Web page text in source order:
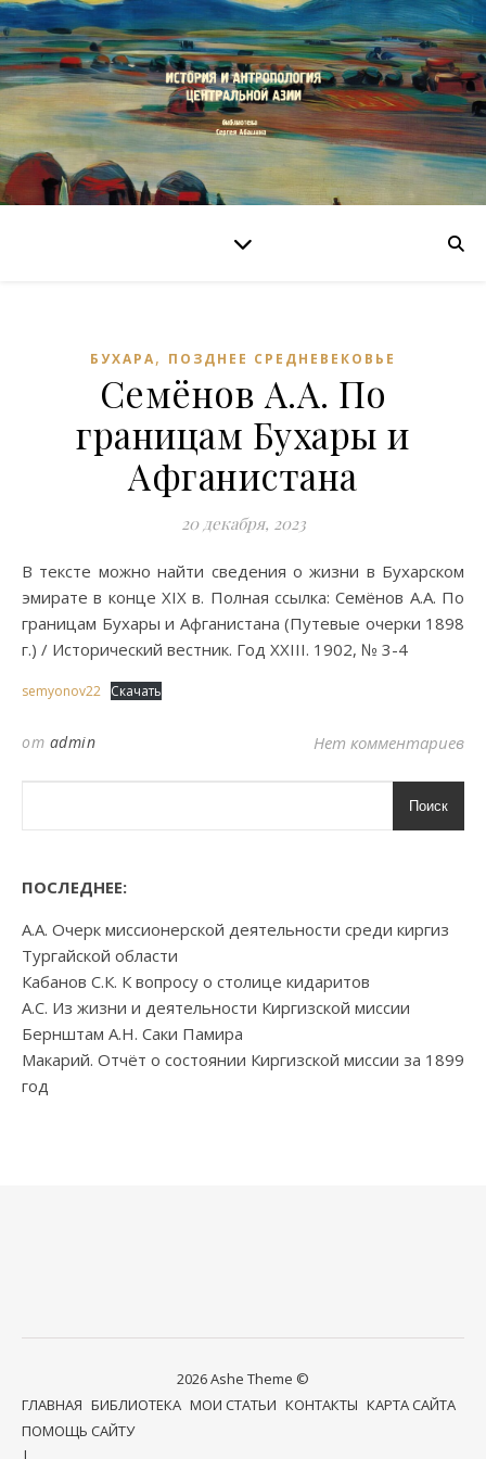
БУХАРА, ПОЗДНЕЕ СРЕДНЕВЕКОВЬЕ
Семёнов А.А. По
границам Бухары и
Афганистана
20 декабря, 2023
В тексте можно найти сведения о жизни в Бухарском
эмирате в конце XIX в. Полная ссылка: Семёнов А.А. По
границам Бухары и Афганистана (Путевые очерки 1898
г.) / Исторический вестник. Год XXIII. 1902, № 3-4
semyonov22 Скачать
от admin Нет комментариев
Поиск
ПОСЛЕДНЕЕ:
А.А. Очерк миссионерской деятельности среди киргиз
Тургайской области
Кабанов С.К. К вопросу о столице кидаритов
А.С. Из жизни и деятельности Киргизской миссии
Бернштам А.Н. Саки Памира
Макарий. Отчёт о состоянии Киргизской миссии за 1899
год
2026 Ashe Theme ©
ГЛАВНАЯ БИБЛИОТЕКА МОИ СТАТЬИ КОНТАКТЫ КАРТА САЙТА
ПОМОЩЬ САЙТУ